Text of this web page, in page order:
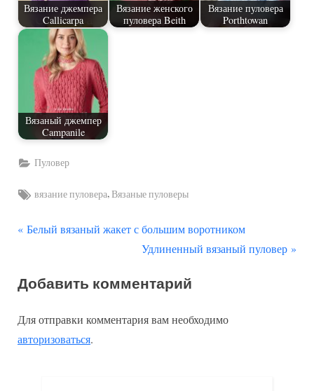
Вязание джемпера
Callicarpa
Вязание женского
пуловера Beith
Вязание пуловера
Porthtowan
Вязаный джемпер
Campanile
Пуловер
Tags:
вязание пуловера,Вязаные пуловеры
Навигация
записям
П
д
д
у
Белый вязаный жакет с большим воротником
С
е
у
Удлиненный вязаный пуловер
Добавить комментарий
Для отправки комментария вам необходимо
авторизоваться.